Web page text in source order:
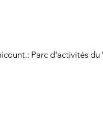
Parc d'activités du